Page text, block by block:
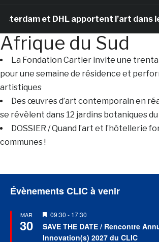
et DHL apportent l’art dans
Afrique du Sud
La Fondation Cartier invite une
pour une semaine de résidence et
artistiques
Des œuvres d’art contemporain en
se révèlent dans 12 jardins botaniques
DOSSIER / Quand l’art et l’hôtellerie
communes !
Évènements CLIC à venir
MAR
30
Mis
en
avant
09:30 - 17:30
SAVE THE DATE / Rencontre
Innovation(s) 2027 du CLIC